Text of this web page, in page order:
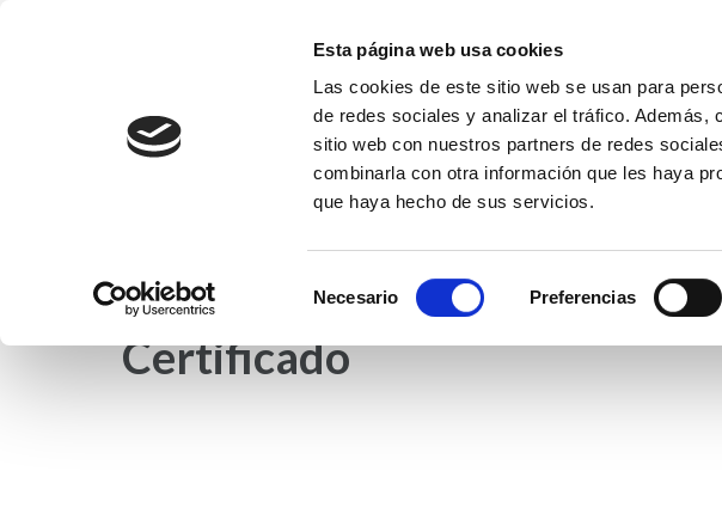
Esta página web usa cookies
Las cookies de este sitio web se usan para
de redes sociales y analizar el tráfico. Además,
sitio web con nuestros partners de redes
combinarla con otra información que les haya
que haya hecho de sus servicios.
de
Necesario Preferencias
Fundación EFI-Colegio La
Fundación Educativa Franciscanas de la Inmaculada
COLEGIO EFI ETAPAS
Certificado